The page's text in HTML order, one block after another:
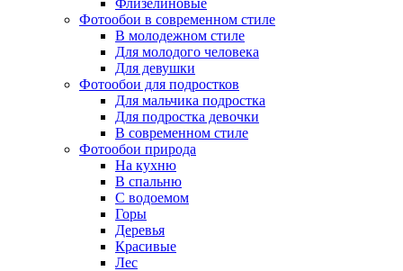
Фотообои в современном стиле
В молодежном стиле
Для молодого человека
Для девушки
Фотообои для подростков
Для мальчика подростка
Для подростка девочки
В современном стиле
Фотообои природа
На кухню
В спальню
С водоемом
Горы
Деревья
Красивые
Лес